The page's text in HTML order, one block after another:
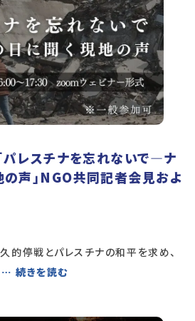
パレスチナを忘れないで―ナ
声」NGO共同記者会見およ
的停戦とパレスチナの和平を求め、
… 続きを読む